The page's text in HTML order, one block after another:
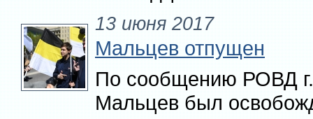
13 июня 2017
Мальцев отпущен
По сообщению РОВД
Мальцев был